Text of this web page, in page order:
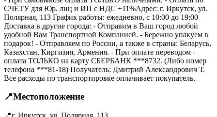
СЧЁТУ для Юр. лиц и ИП с НДС +11%Адрес: г. Иркутск, ул.
Полярная, 113 График работы: ежедневно, с 10:00 до 19:00
Доставка в другие города: - Отправим в Ваш город любой
удобной Вам Транспортной Компанией. - Бережно упакуем в
подарок! - Отправляем по России, а также в страны: Беларусь,
Казахстан, Киргизия, Армения. - При оплате переводом -
оплата ТОЛЬКО на карту СБЕРБАНК ***8732. (Либо номер
телефона ***81-18) Получатель: Дмитрий Александрович Т.
Все расходы по транспортировке оплачивает покупатель.
📍Местоположение